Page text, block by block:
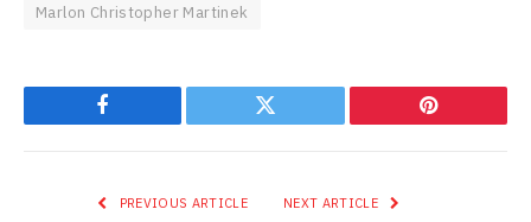
Marlon Christopher Martinek
Facebook Twitter Pinterest
PREVIOUS ARTICLE NEXT ARTICLE